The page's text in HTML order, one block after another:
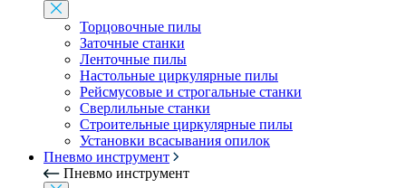
Торцовочные пилы
Заточные станки
Ленточные пилы
Настольные циркулярные пилы
Рейсмусовые и строгальные станки
Сверлильные станки
Строительные циркулярные пилы
Установки всасывания опилок
Пневмо инструмент
Пневмо инструмент